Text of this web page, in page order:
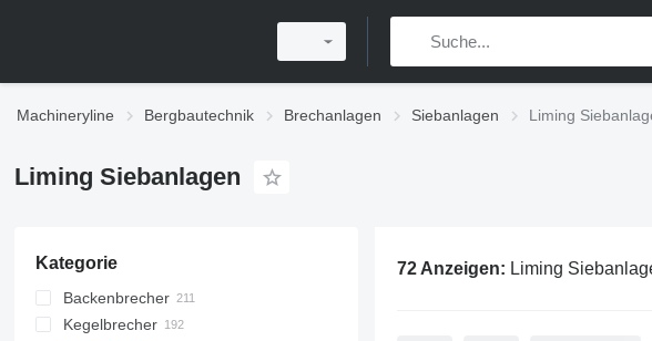
Machineryline Bergbautechnik Brechanlagen Siebanlagen‎ Liming
Liming Siebanlagen‎
Kategorie
Backenbrecher
Kegelbrecher
72 Anzeigen: Liming